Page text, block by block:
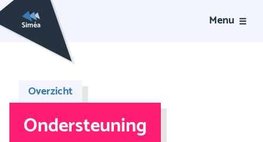
Menu
Overzicht
Ondersteuning